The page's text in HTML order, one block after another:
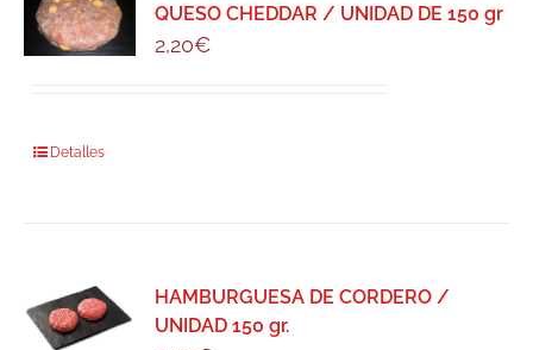
QUESO CHEDDAR / UNIDAD DE 150 gr
2,20€
Detalles
HAMBURGUESA DE CORDERO /
UNIDAD 150 gr.